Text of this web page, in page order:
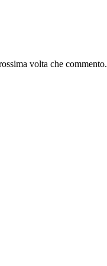
volta che commento.